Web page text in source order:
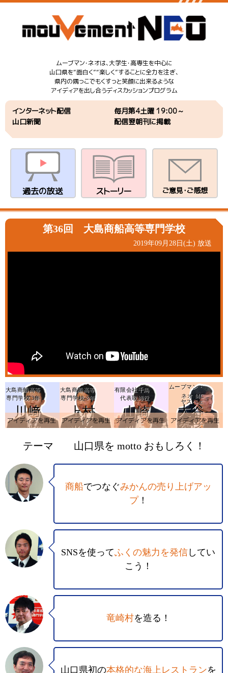
ムーブマン・ネオは、大学生・高専生を中心に
山口県を“面白く”“楽しく”することに全力を注ぎ、
県内の隅っこでもくすっと笑顔に出来るような
アイディアを出し合うディスカッションプログラム
インターネット配信
毎月第4土曜 19:00～
山口新聞
配信翌朝刊に掲載
過去の放送 ストーリー ご意見・ご感想
第36回 大島商船高等専門学校
2019年09月28日(土) 放送
大島商船高等
専門学校 3年
川﨑
輝
アイデアを再生
大島商船高等
専門学校 3年
上村
尚希
a
有限会社千鳥
代表取締役
山崎
浩一
ムーブマン・
ネオ MC
ヤスベェ
大谷
泰彦
テーマ 山口県を motto おもしろく！
商船でつなぐみかんの売り上げアッ
プ！
SNSを使ってふくの魅力を発信 してい
こう！
竜崎村を造る！
山口県初の本格的な海上レストランを